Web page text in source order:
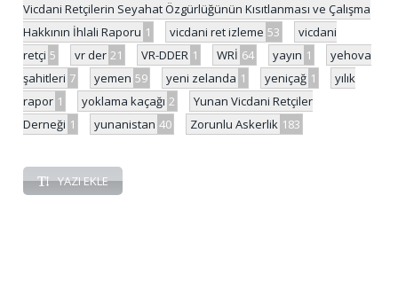
Vicdani Retçilerin Seyahat Özgürlüğünün Kısıtlanması ve Çalışma
Hakkının İhlali Raporu 1 vicdani ret izleme 53
vicdani
retçi 5 vr der 21 VR-DDER 1 WRİ 64 yayın 1
yehova
şahitleri 7 yemen 59 yeni zelanda 1 yeniçağ 1
yılık
rapor 1 yoklama kaçağı 2
Yunan Vicdani Retçiler
Derneği 1 yunanistan 40 Zorunlu Askerlik 183
YAZI EKLE